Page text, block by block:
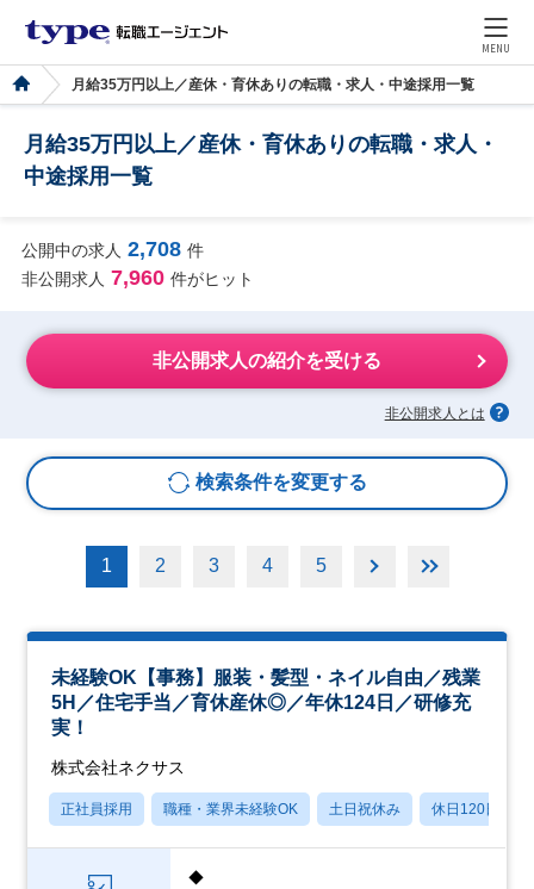
MENU
月給35万円以上／産休・育休ありの転職・求人・中途採用一覧
月給35万円以上／産休・育休ありの転職・求人・
中途採用一覧
公開中の求人 2,708 件
非公開求人 7,960 件がヒット
非公開求人の紹介を受ける
非公開求人とは
検索条件を変更する
1 2 3 4 5
未経験OK【事務】服装・髪型・ネイル自由／残業
5H／住宅手当／育休産休◎／年休124日／研修充
実！
株式会社ネクサス
正社員採用 職種・業界未経験OK 土日祝休み 休日120日以上
◆